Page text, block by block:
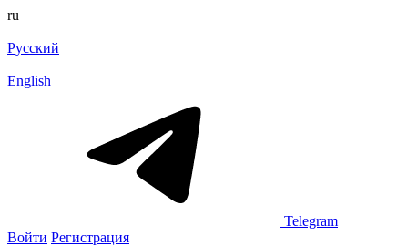
ru
Русский
English
Telegram
Войти Регистрация